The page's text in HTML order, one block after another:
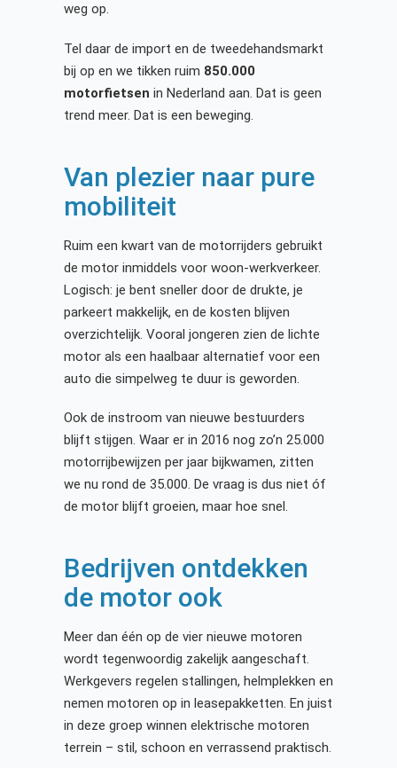
weg op.
Tel daar de import en de tweedehandsmarkt
bij op en we tikken ruim 850.000
motorfietsen in Nederland aan. Dat is geen
trend meer. Dat is een beweging.
Van plezier naar pure
mobiliteit
Ruim een kwart van de motorrijders gebruikt
de motor inmiddels voor woon-werkverkeer.
Logisch: je bent sneller door de drukte, je
parkeert makkelijk, en de kosten blijven
overzichtelijk. Vooral jongeren zien de lichte
motor als een haalbaar alternatief voor een
auto die simpelweg te duur is geworden.
Ook de instroom van nieuwe bestuurders
blijft stijgen. Waar er in 2016 nog zo’n 25.000
motorrijbewijzen per jaar bijkwamen, zitten
we nu rond de 35.000. De vraag is dus niet óf
de motor blijft groeien, maar hoe snel.
Bedrijven ontdekken
de motor ook
Meer dan één op de vier nieuwe motoren
wordt tegenwoordig zakelijk aangeschaft.
Werkgevers regelen stallingen, helmplekken en
nemen motoren op in leasepakketten. En juist
in deze groep winnen elektrische motoren
terrein – stil, schoon en verrassend praktisch.